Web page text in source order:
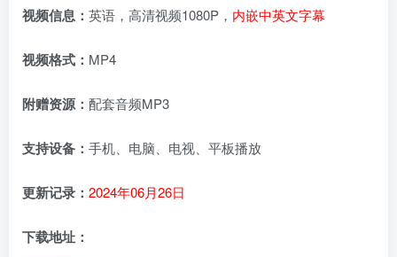
视频信息： 英语，高清视频1080P， 内嵌中英文字幕
视频格式： MP4
附赠资源： 配套音频MP3
支持设备： 手机、电脑、电视、平板播放
更新记录： 2024年06月26日
下载地址：